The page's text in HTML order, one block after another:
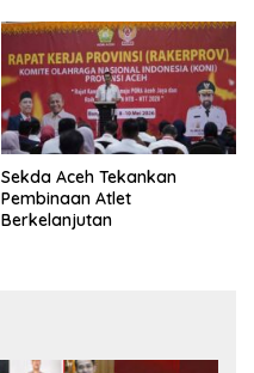
Sekda Aceh Tekankan
Pembinaan Atlet
Berkelanjutan